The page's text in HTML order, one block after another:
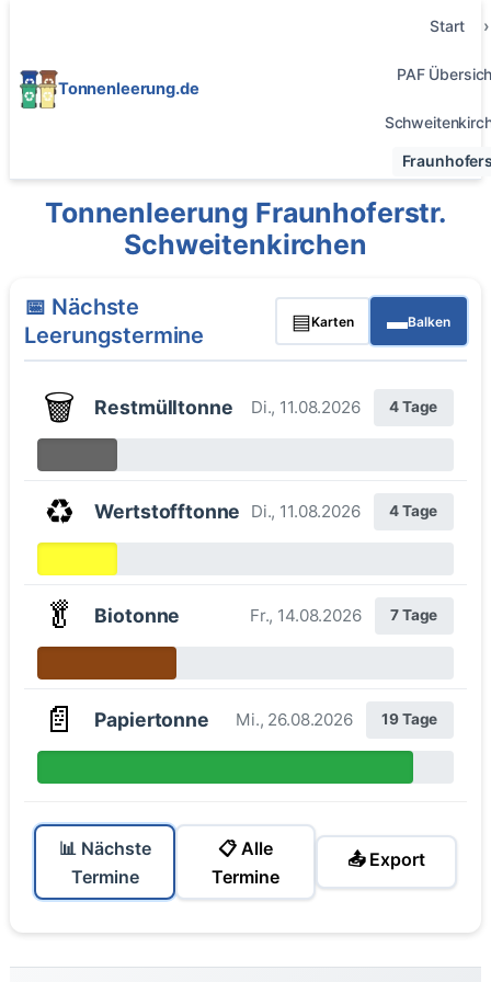
Tonnenleerung.de
Start
PAF
Tonnenleerung Fraunhoferstr.
Schweitenkirchen
📅 Nächste
Leerungstermine
▤Karten ▬Balken
🗑️ Restmülltonne Di., 11.08.2026 4 Tage
♻️ Wertstofftonne Di., 11.08.2026 4 Tage
🥬 Biotonne Fr., 14.08.2026 7 Tage
📄 Papiertonne Mi., 26.08.2026 19 Tage
📊 Nächste
Termine
📋 Alle
Termine
📤 Export